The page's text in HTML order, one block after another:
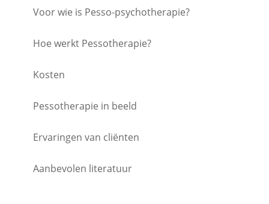
Voor wie is Pesso-psychotherapie?
Hoe werkt Pessotherapie?
Kosten
Pessotherapie in beeld
Ervaringen van cliënten
Aanbevolen literatuur